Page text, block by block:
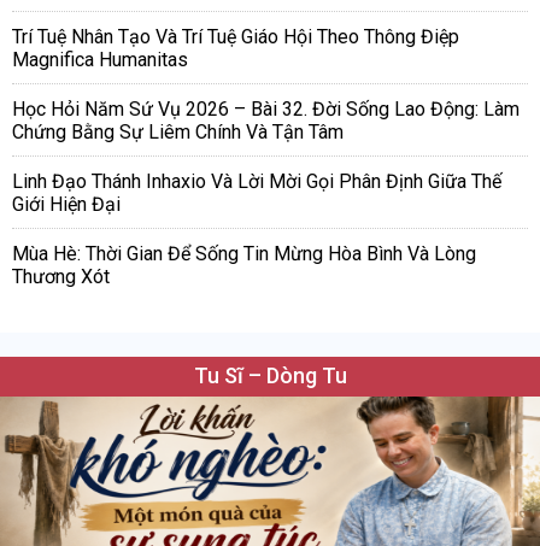
Trí Tuệ Nhân Tạo Và Trí Tuệ Giáo Hội Theo Thông Điệp
Magnifica Humanitas
Học Hỏi Năm Sứ Vụ 2026 – Bài 32. Đời Sống Lao Động: Làm
Chứng Bằng Sự Liêm Chính Và Tận Tâm
Linh Đạo Thánh Inhaxio Và Lời Mời Gọi Phân Định Giữa Thế
Giới Hiện Đại
Mùa Hè: Thời Gian Để Sống Tin Mừng Hòa Bình Và Lòng
Thương Xót
Tu Sĩ – Dòng Tu